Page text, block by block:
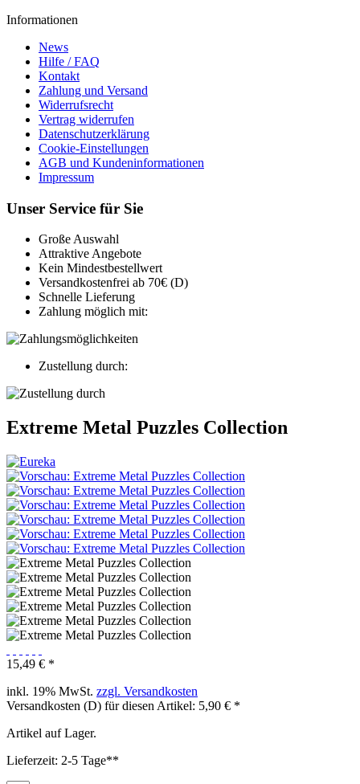
Informationen
News
Hilfe / FAQ
Kontakt
Zahlung und Versand
Widerrufsrecht
Vertrag widerrufen
Datenschutzerklärung
Cookie-Einstellungen
AGB und Kundeninformationen
Impressum
Unser Service für Sie
Große Auswahl
Attraktive Angebote
Kein Mindestbestellwert
Versandkostenfrei ab 70€ (D)
Schnelle Lieferung
Zahlung möglich mit:
Zustellung durch:
Extreme Metal Puzzles Collection
15,49 € *
inkl. 19% MwSt. zzgl. Versandkosten
Versandkosten (D) für diesen Artikel: 5,90 € *
Artikel auf Lager.
Lieferzeit: 2-5 Tage**